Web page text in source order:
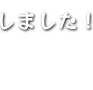
ました！